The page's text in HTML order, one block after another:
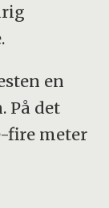
en
På det
fire meter